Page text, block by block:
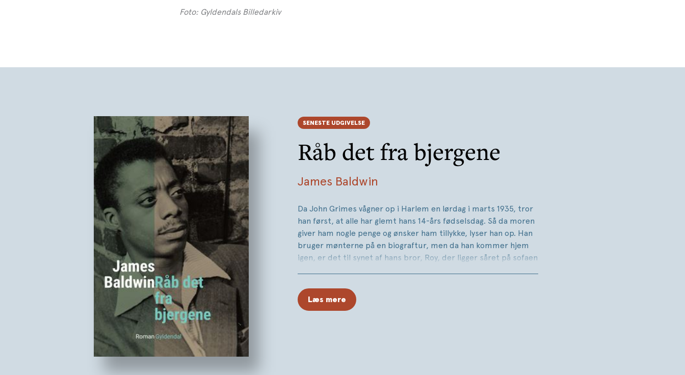
Foto: Gyldendals Billedarkiv
SENESTE UDGIVELSE
Råb det fra bjergene
James Baldwin
Da John Grimes vågner op i Harlem en lørdag i marts 1935, tror
han først, at alle har glemt hans 14-års fødselsdag. Så da moren
giver ham nogle penge og ønsker ham tillykke, lyser han op. Han
bruger mønterne på en biograftur, men da han kommer hjem
igen, er det til synet af hans bror, Roy, der ligger såret på sofaen
vreden rettes mod.
Læs mere